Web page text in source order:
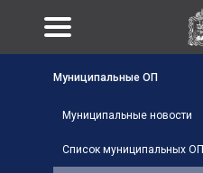
Муниципальные ОП
Муниципальные новости
Список муниципальных ОП